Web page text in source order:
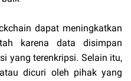
dapat meningkatkan
karena data disimpan
yang terenkripsi. Selain itu,
dicuri oleh pihak yang